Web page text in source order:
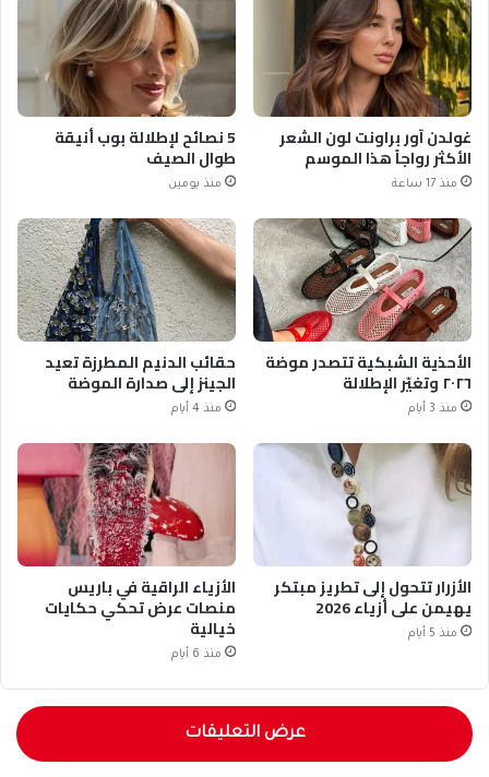
غولدن آور براونت لون الشعر
الأكثر رواجاً هذا الموسم
منذ 17 ساعة
5 نصائح لإطلالة بوب أنيقة
طوال الصيف
منذ يومين
الأحذية الشبكية تتصدر موضة
٢٠٢٦ وتغيّر الإطلالة
منذ 3 أيام
حقائب الدنيم المطرزة تعيد
الجينز إلى صدارة الموضة
منذ 4 أيام
الأزرار تتحول إلى تطريز مبتكر
يهيمن على أزياء 2026
منذ 5 أيام
الأزياء الراقية في باريس
منصات عرض تحكي حكايات
خيالية
منذ 6 أيام
عرض التعليقات